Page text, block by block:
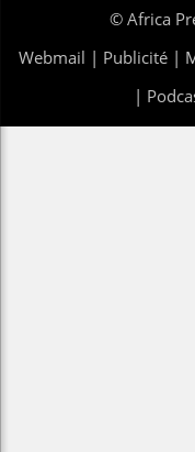
© Africa
Webmail | Publicité |
|